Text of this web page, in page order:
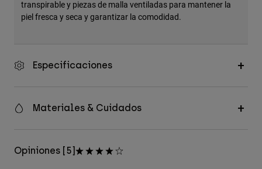
transpirable y piezas de malla ventiladas para mantener la
piel fresca y seca y garantizar la comodidad.
Especificaciones
Materiales & Cuidados
Opiniones [5]